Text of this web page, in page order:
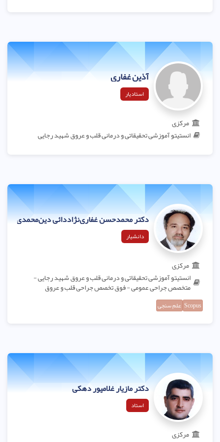
آذین غفاری
استادیار
مرکزی
انستیتو آموزشی تحقیقاتی و درمانی قلب و عروق شهید رجایی
دکتر محمدحسن غفاری‌نژاددائی دین‌محمدی
دانشیار
مرکزی
انستیتو آموزشی تحقیقاتی و درمانی قلب و عروق شهید رجایی -
متخصص جراحی عمومی - فوق تخصص جراحی قلب و عروق
Scopus علم سنجی
دکتر مازیار غلامپور دهکی
استاد
مرکزی